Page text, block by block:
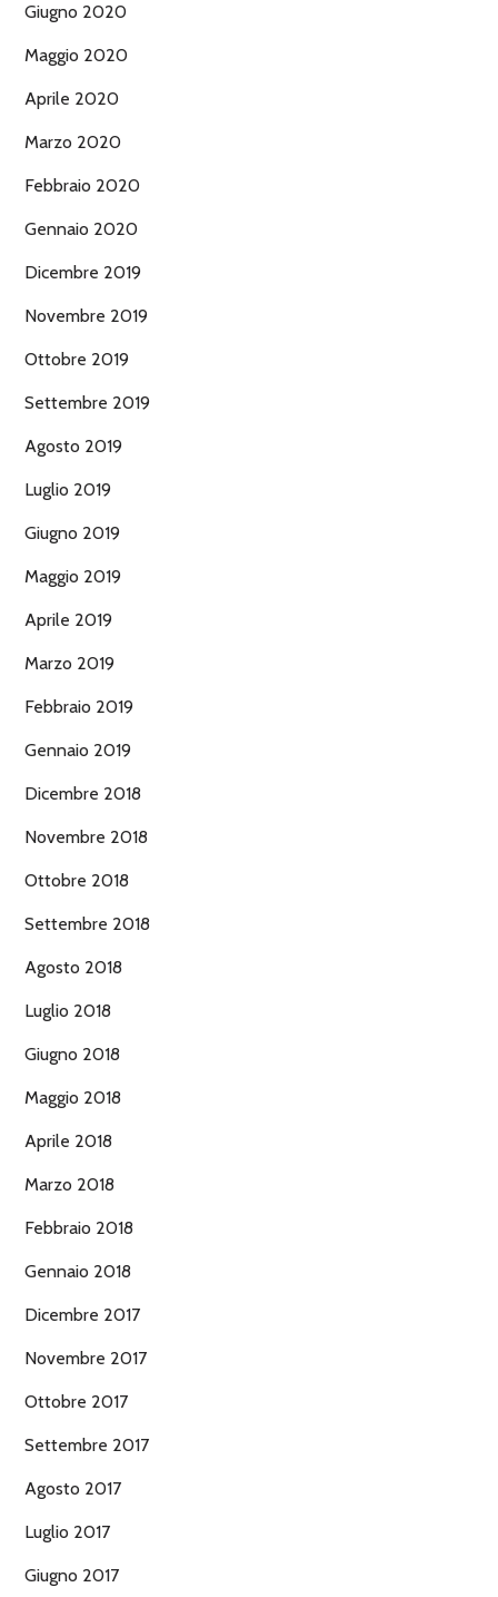
Giugno 2020
Maggio 2020
Aprile 2020
Marzo 2020
Febbraio 2020
Gennaio 2020
Dicembre 2019
Novembre 2019
Ottobre 2019
Settembre 2019
Agosto 2019
Luglio 2019
Giugno 2019
Maggio 2019
Aprile 2019
Marzo 2019
Febbraio 2019
Gennaio 2019
Dicembre 2018
Novembre 2018
Ottobre 2018
Settembre 2018
Agosto 2018
Luglio 2018
Giugno 2018
Maggio 2018
Aprile 2018
Marzo 2018
Febbraio 2018
Gennaio 2018
Dicembre 2017
Novembre 2017
Ottobre 2017
Settembre 2017
Agosto 2017
Luglio 2017
Giugno 2017